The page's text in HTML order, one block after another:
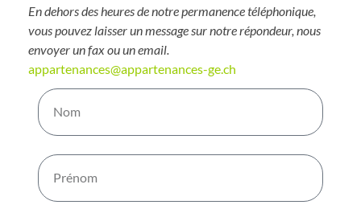
En dehors des heures de notre permanence téléphonique,
vous pouvez laisser un message sur notre répondeur, nous
envoyer un fax ou un email.
appartenances@appartenances-ge.ch